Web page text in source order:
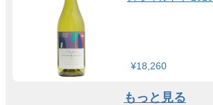
¥18,260
もっと見る